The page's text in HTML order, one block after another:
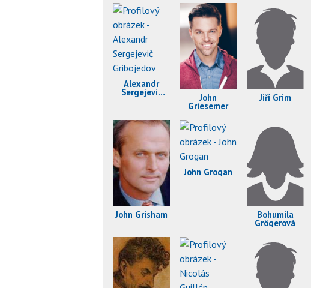
Alexandr
Sergejevič
Gribojedov John
Griesemer
Jiří Grim
John Grisham
John Grogan
Bohumila
Grögerová